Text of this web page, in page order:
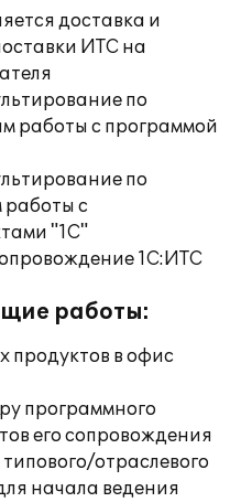
доставка и
ИТС на
по
работы с программой
по
работы с
"1С"
1С:ИТС
работы:
продуктов в офис
программного
его сопровождения
отраслевого
начала ведения